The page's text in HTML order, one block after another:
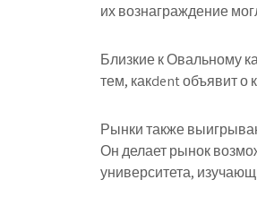
их вознаграждение
Близкие к Овальному
тем, какdent объявит
Рынки также
Он делает рынок
университета,